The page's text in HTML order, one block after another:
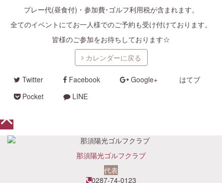
プレー代(昼食付)・参加費･ゴルフ利用税が含まれます。
全てのイベントにてお一人様でのご予約も受け付けております。
皆様のご参加をお待ちしております☆
カレンダーに戻る
Twitter Facebook Google+
はてブ
Pocket
LINE
那須陽光ゴルフクラブ
代表
0287-74-0123